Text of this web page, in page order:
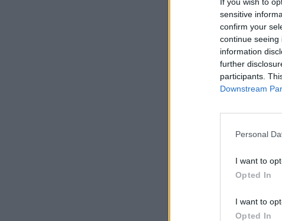
sensitive
confirm your
continue seeing
information
further
participants.
Downstream
Personal
I want to
Opted In
I want to
Opted In